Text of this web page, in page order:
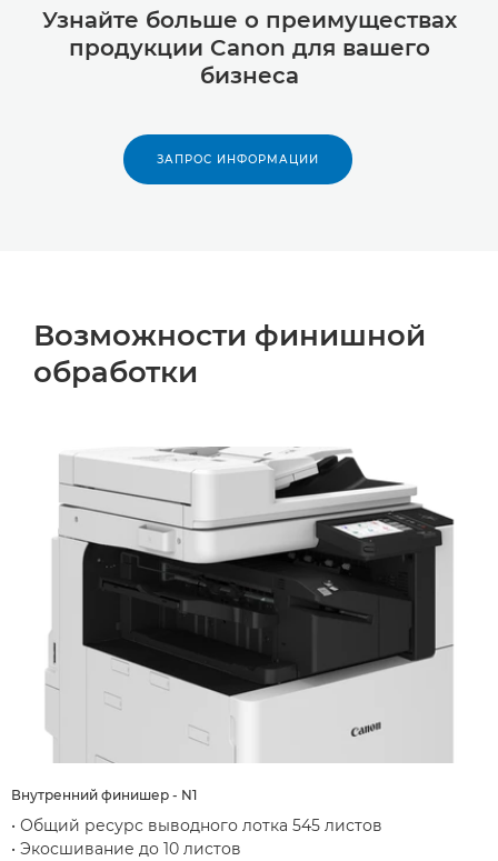
Узнайте больше о преимуществах
продукции Canon для вашего
бизнеса
ЗАПРОС ИНФОРМАЦИИ
Возможности финишной
обработки
Внутренний финишер - N1
• Общий ресурс выводного лотка 545 листов
• Экосшивание до 10 листов